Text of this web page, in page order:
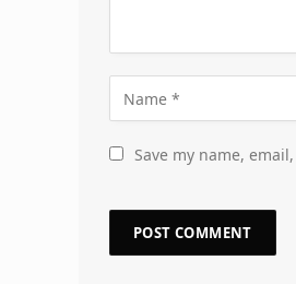
Save my name,